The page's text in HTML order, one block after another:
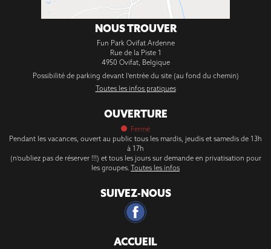
NOUS TROUVER
Fun Park Ovifat Ardenne
Rue de la Piste 1
4950 Ovifat, Belgique
Possibilité de parking devant l’entrée du site (au fond du chemin)
Toutes les infos pratiques
OUVERTURE
Fermé
Pendant les vacances, ouvert au public tous les mardis, jeudis et samedis de 13h
à 17h
(n'oubliez pas de réserver !!!) et tous les jours sur demande en privatisation pour
les groupes. Toutes les infos
SUIVEZ-NOUS
ACCUEIL